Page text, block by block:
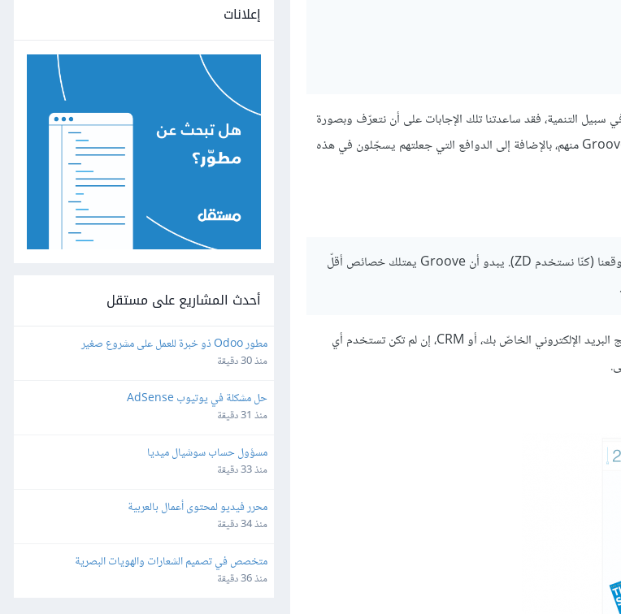
سبيل التنمية، فقد ساعدتنا تلك الإجابات على أن نتعرّف وبصورة
دقيقة على المشاعر التي يكنّها العملاء للمنتج، وعلى طبيعة المشاكل التي يواجهها من قرّر تجربة Groove منهم، بالإضافة إلى الدوافع التي جعلتهم يسجّلون في هذه
"نقولها وبكل صراحة، فقد سئمنا من سماع تعليقات العملاء عن مدى سوء نظام المساعدة في موقعنا (كنّا نستخدم ZD). يبدو أن Groove يمتلك خصائص أقلّ
كيف تقوم بهذا دون الاستعانة بمطوّر: يمكنك ببساطة أن تختار هذه الرسالة كرسالة تأكيد في برنامج البريد الإلكتروني الخاصّ بك، أو CRM، إن لم تكن تستخدم أي
إعلانات
أحدث المشاريع على مستقل
مطور Odoo ذو خبرة للعمل على مشروع صغير
منذ 30 دقيقة
حل مشكلة في يوتيوب AdSense
منذ 31 دقيقة
مسؤول حساب سوشيال ميديا
منذ 33 دقيقة
محرر فيديو لمحتوى أعمال بالعربية
منذ 34 دقيقة
متخصص في تصميم الشعارات والهويات البصرية
منذ 36 دقيقة